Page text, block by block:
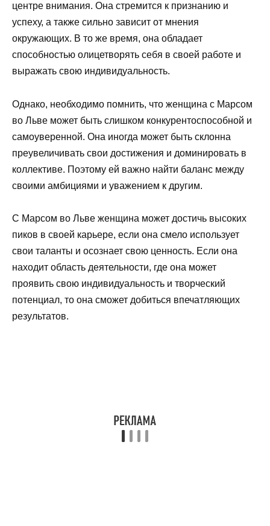
центре внимания. Она стремится к признанию и
успеху, а также сильно зависит от мнения
окружающих. В то же время, она обладает
способностью олицетворять себя в своей работе и
выражать свою индивидуальность.
Однако, необходимо помнить, что женщина с Марсом
во Льве может быть слишком конкурентоспособной и
самоуверенной. Она иногда может быть склонна
преувеличивать свои достижения и доминировать в
коллективе. Поэтому ей важно найти баланс между
своими амбициями и уважением к другим.
С Марсом во Льве женщина может достичь высоких
пиков в своей карьере, если она смело использует
свои таланты и осознает свою ценность. Если она
находит область деятельности, где она может
проявить свою индивидуальность и творческий
потенциал, то она сможет добиться впечатляющих
результатов.